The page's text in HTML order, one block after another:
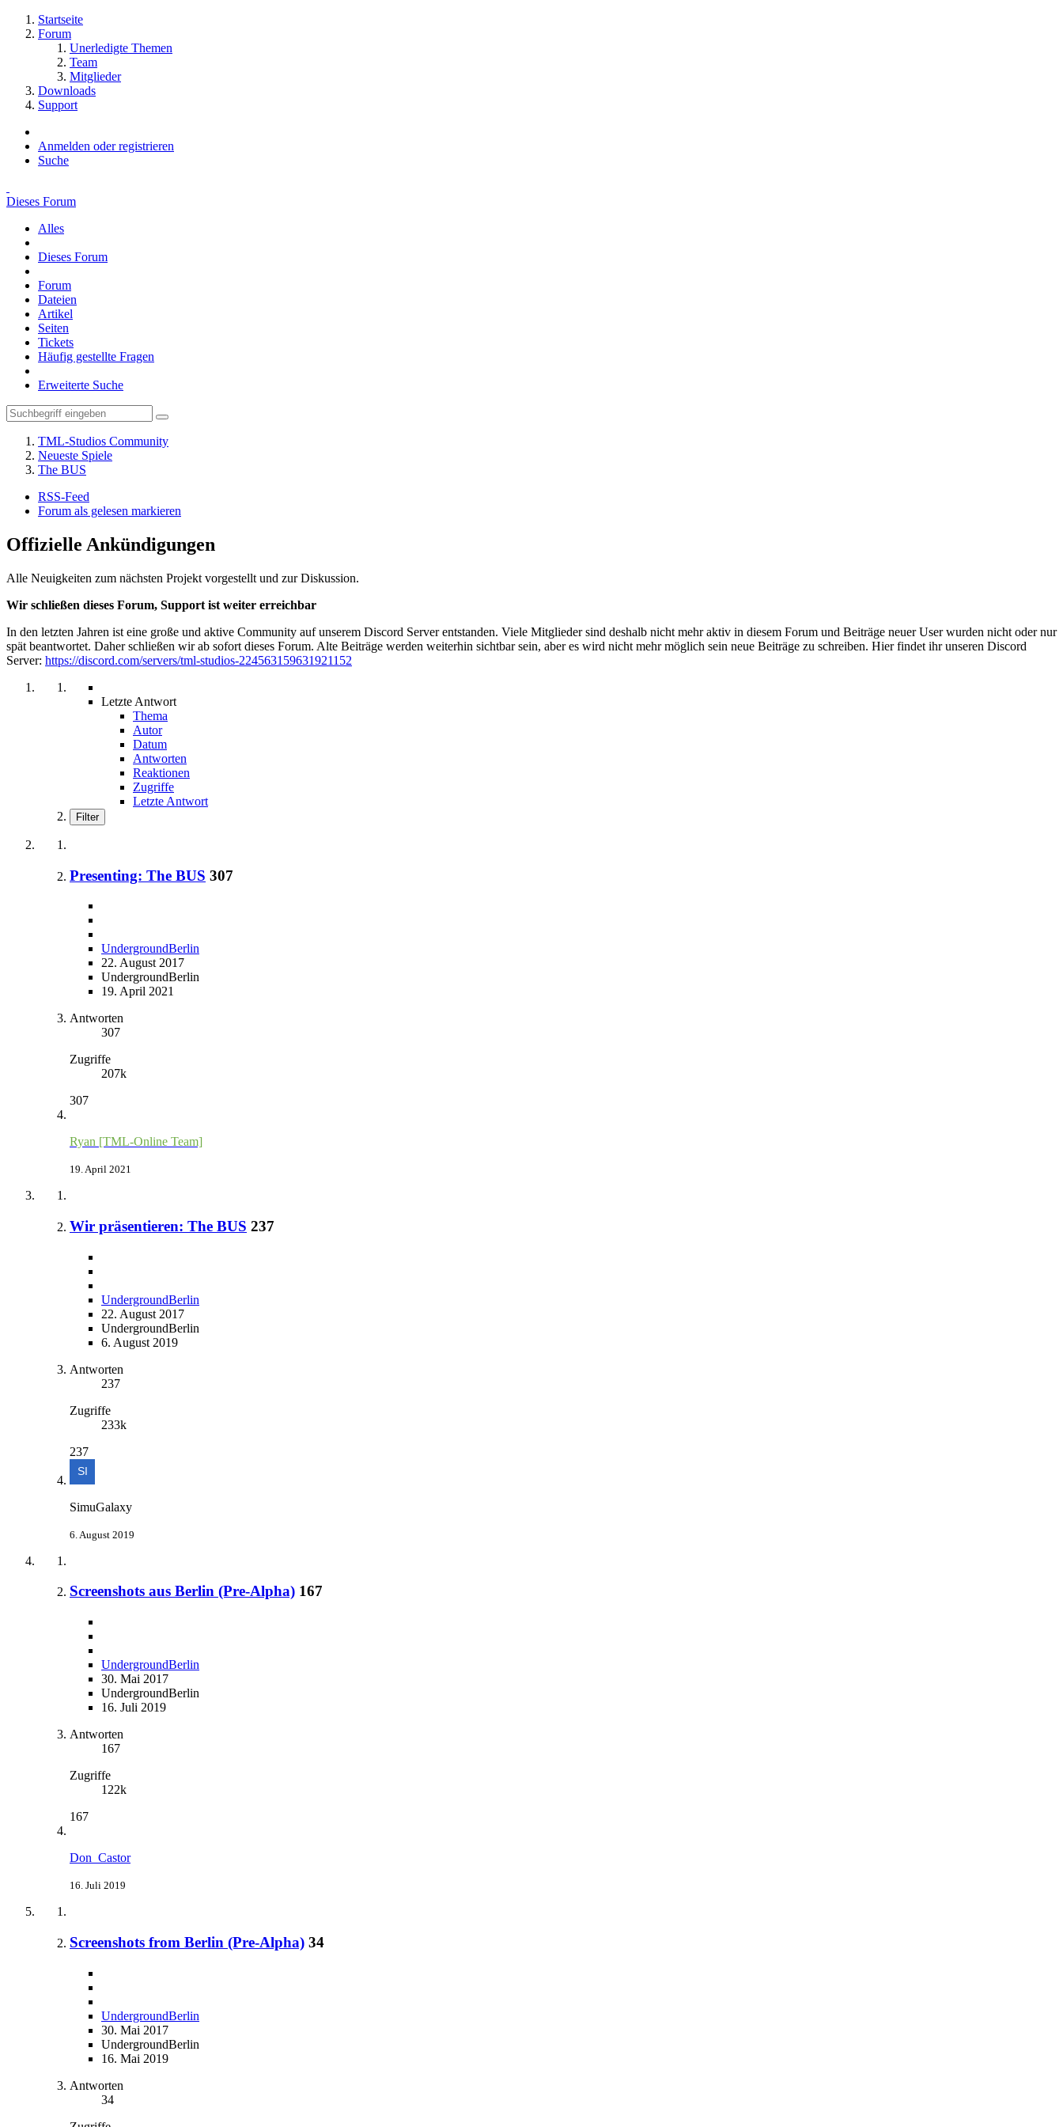
Startseite
Forum
Unerledigte Themen
Team
Mitglieder
Downloads
Support
Anmelden oder registrieren
Suche
Dieses Forum
Alles
Dieses Forum
Forum
Dateien
Artikel
Seiten
Tickets
Häufig gestellte Fragen
Erweiterte Suche
TML-Studios Community
Neueste Spiele
The BUS
RSS-Feed
Forum als gelesen markieren
Offizielle Ankündigungen
Alle Neuigkeiten zum nächsten Projekt vorgestellt und zur Diskussion.
Wir schließen dieses Forum, Support ist weiter erreichbar
In den letzten Jahren ist eine große und aktive Community auf unserem Discord Server entstanden. Viele Mitglieder sind deshalb nicht mehr aktiv in diesem Forum und Beiträge neuer User wurden nicht oder nur
spät beantwortet. Daher schließen wir ab sofort dieses Forum. Alte Beiträge werden weiterhin sichtbar sein, aber es wird nicht mehr möglich sein neue Beiträge zu schreiben. Hier findet ihr unseren Discord
Server: https://discord.com/servers/tml-studios-224563159631921152
Letzte Antwort
Thema
Autor
Datum
Antworten
Reaktionen
Zugriffe
Letzte Antwort
Filter
Presenting: The BUS 307
UndergroundBerlin
22. August 2017
UndergroundBerlin
19. April 2021
Antworten
307
Zugriffe
207k
307
Ryan [TML-Online Team]
19. April 2021
Wir präsentieren: The BUS 237
UndergroundBerlin
22. August 2017
UndergroundBerlin
6. August 2019
Antworten
237
Zugriffe
233k
237
SimuGalaxy
6. August 2019
Screenshots aus Berlin (Pre-Alpha) 167
UndergroundBerlin
30. Mai 2017
UndergroundBerlin
16. Juli 2019
Antworten
167
Zugriffe
122k
167
Don_Castor
16. Juli 2019
Screenshots from Berlin (Pre-Alpha) 34
UndergroundBerlin
30. Mai 2017
UndergroundBerlin
16. Mai 2019
Antworten
34